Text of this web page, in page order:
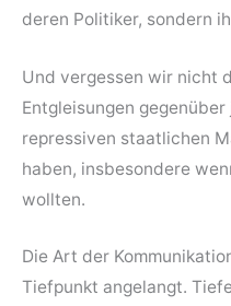
deren Politiker, sondern
Und vergessen wir nicht
Entgleisungen
repressiven staatlichen
haben, insbesondere
wollten.
Die Art der
Tiefpunkt angelangt.